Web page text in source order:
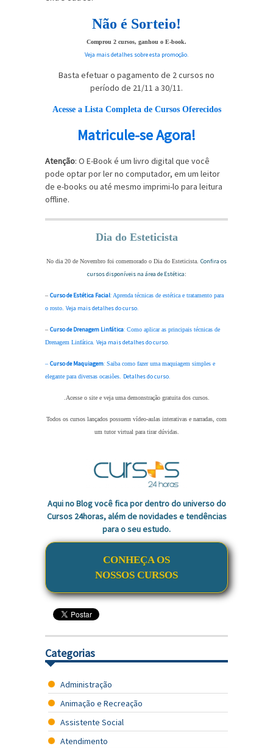
Não é Sorteio!
Comprou 2 cursos, ganhou o E-book.
Veja mais detalhes sobre esta promoção.
Basta efetuar o pagamento de 2 cursos no
período de 21/11 a 30/11.
Acesse a Lista Completa de Cursos Oferecidos
Matricule-se Agora!
Atenção: O E-Book é um livro digital que você
pode optar por ler no computador, em um leitor
de e-books ou até mesmo imprimi-lo para leitura
offline.
Dia do Esteticista
No dia 20 de Novembro foi comemorado o Dia do Esteticista. Confira os
cursos disponíveis na área de Estética:
– Curso de Estética Facial: Aprenda técnicas de estética e tratamento para
o rosto. Veja mais detalhes do curso.
– Curso de Drenagem Linfática: Como aplicar as principais técnicas de
Drenagem Linfática. Veja mais detalhes do curso.
– Curso de Maquiagem: Saiba como fazer uma maquiagem simples e
elegante para diversas ocasiões. Detalhes do curso.
.Acesse o site e veja uma demonstração gratuita dos cursos.
Todos os cursos lançados possuem vídeo-aulas interativas e narradas, com
um tutor virtual para tirar dúvidas.
Aqui no Blog você fica por dentro do universo do
Cursos 24horas, além de novidades e tendências
para o seu estudo.
CONHEÇA OS
NOSSOS CURSOS
Categorias
Administração
Animação e Recreação
Assistente Social
Atendimento